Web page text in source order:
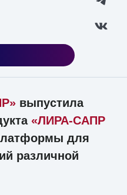
выпустила
«ЛИРА-САПР
для
различной